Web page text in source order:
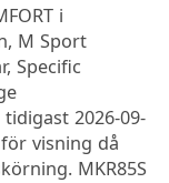
i
M Sport
Specific
2026-09-
visning då
MKR85S